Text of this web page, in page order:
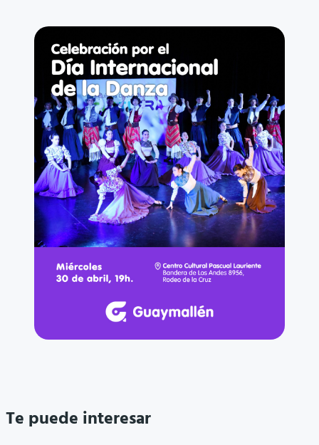
Te puede interesar